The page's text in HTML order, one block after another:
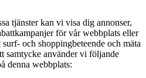
tjänster kan vi visa dig annonser,
för vår webbplats eller
och shoppingbeteende och mäta
samtycke använder vi följande
denna webbplats: